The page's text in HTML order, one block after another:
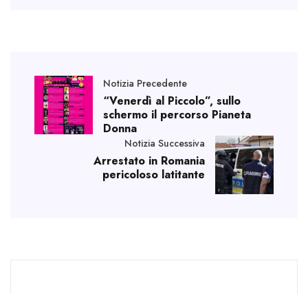
Notizia Precedente
“Venerdì al Piccolo”, sullo
schermo il percorso Pianeta
Donna
Notizia Successiva
Arrestato in Romania
pericoloso latitante